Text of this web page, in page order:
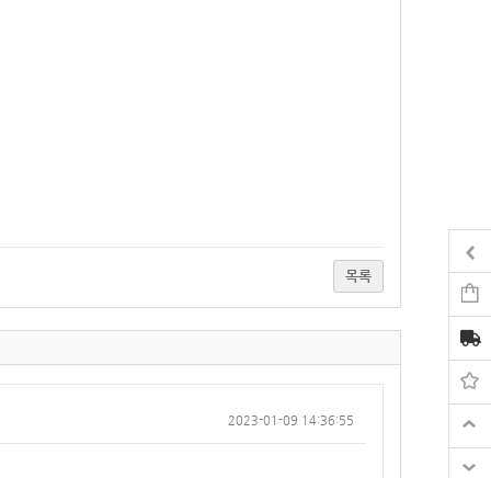
목록
2023-01-09 14:36:55